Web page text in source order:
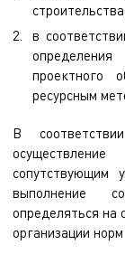
в
проектного
ресурсным
В
сопутствующим
выполнение
определяться на
организации